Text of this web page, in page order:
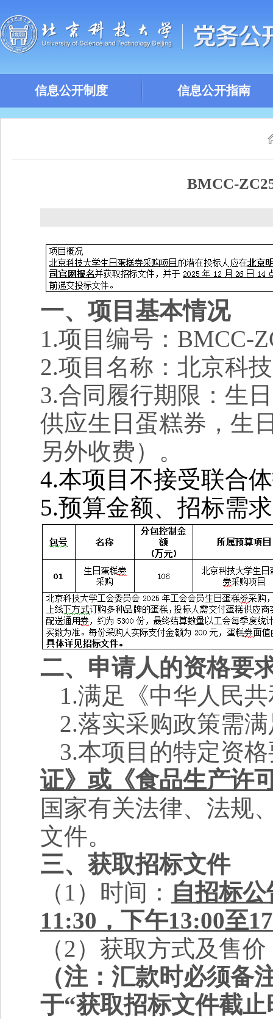
信息公开制度 信息公开指南
BMCC-
一、项目基本情况
1.项目编号：BMCC-
2.项目名称： 北京科
3.合同履行期限： 生
供应生日蛋糕券，生
另外收费） 。
4.本项目不接受联合
5.预算金额、 招标需求
二、申请人的资格要
1.满足《中华人民
2.落实采购政策需
3.本项目的特定资
证》或《食品生产许
国家有关法律、法规
文件。
三、获取招标文件
（ 1 ）时间： 自招标
11:30，下午13:00至
（2）获取方式及售
（注：汇款时必须备
于“获取招标文件截